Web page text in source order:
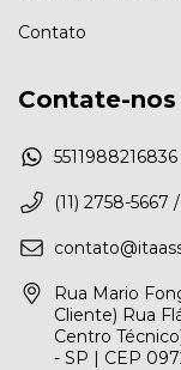
Contato
Contate-nos
5511988216836
(11) 2758-5667
Rua Mario
Cliente) Rua
Centro
- SP | CEP